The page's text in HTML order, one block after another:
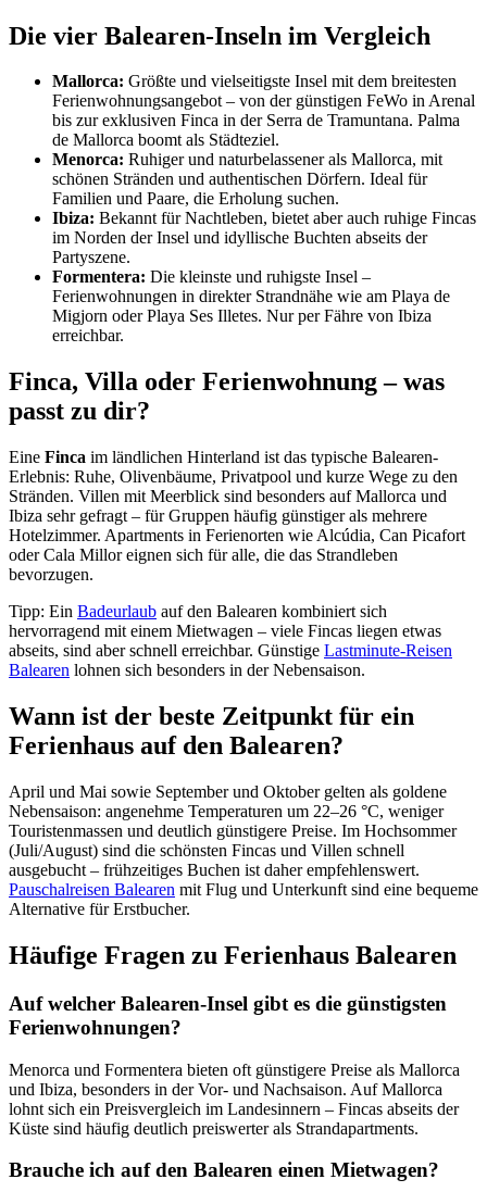
Die vier Balearen-Inseln im Vergleich
Mallorca: Größte und vielseitigste Insel mit dem breitesten
Ferienwohnungsangebot – von der günstigen FeWo in Arenal
bis zur exklusiven Finca in der Serra de Tramuntana. Palma
de Mallorca boomt als Städteziel.
Menorca: Ruhiger und naturbelassener als Mallorca, mit
schönen Stränden und authentischen Dörfern. Ideal für
Familien und Paare, die Erholung suchen.
Ibiza: Bekannt für Nachtleben, bietet aber auch ruhige Fincas
im Norden der Insel und idyllische Buchten abseits der
Partyszene.
Formentera: Die kleinste und ruhigste Insel –
Ferienwohnungen in direkter Strandnähe wie am Playa de
Migjorn oder Playa Ses Illetes. Nur per Fähre von Ibiza
erreichbar.
Finca, Villa oder Ferienwohnung – was
passt zu dir?
Eine Finca im ländlichen Hinterland ist das typische Balearen-
Erlebnis: Ruhe, Olivenbäume, Privatpool und kurze Wege zu den
Stränden. Villen mit Meerblick sind besonders auf Mallorca und
Ibiza sehr gefragt – für Gruppen häufig günstiger als mehrere
Hotelzimmer. Apartments in Ferienorten wie Alcúdia, Can Picafort
oder Cala Millor eignen sich für alle, die das Strandleben
bevorzugen.
Tipp: Ein Badeurlaub auf den Balearen kombiniert sich
hervorragend mit einem Mietwagen – viele Fincas liegen etwas
abseits, sind aber schnell erreichbar. Günstige Lastminute-Reisen
Balearen lohnen sich besonders in der Nebensaison.
Wann ist der beste Zeitpunkt für ein
Ferienhaus auf den Balearen?
April und Mai sowie September und Oktober gelten als goldene
Nebensaison: angenehme Temperaturen um 22–26 °C, weniger
Touristenmassen und deutlich günstigere Preise. Im Hochsommer
(Juli/August) sind die schönsten Fincas und Villen schnell
ausgebucht – frühzeitiges Buchen ist daher empfehlenswert.
Pauschalreisen Balearen mit Flug und Unterkunft sind eine bequeme
Alternative für Erstbucher.
Häufige Fragen zu Ferienhaus Balearen
Auf welcher Balearen-Insel gibt es die günstigsten
Ferienwohnungen?
Menorca und Formentera bieten oft günstigere Preise als Mallorca
und Ibiza, besonders in der Vor- und Nachsaison. Auf Mallorca
lohnt sich ein Preisvergleich im Landesinnern – Fincas abseits der
Küste sind häufig deutlich preiswerter als Strandapartments.
Brauche ich auf den Balearen einen Mietwagen?